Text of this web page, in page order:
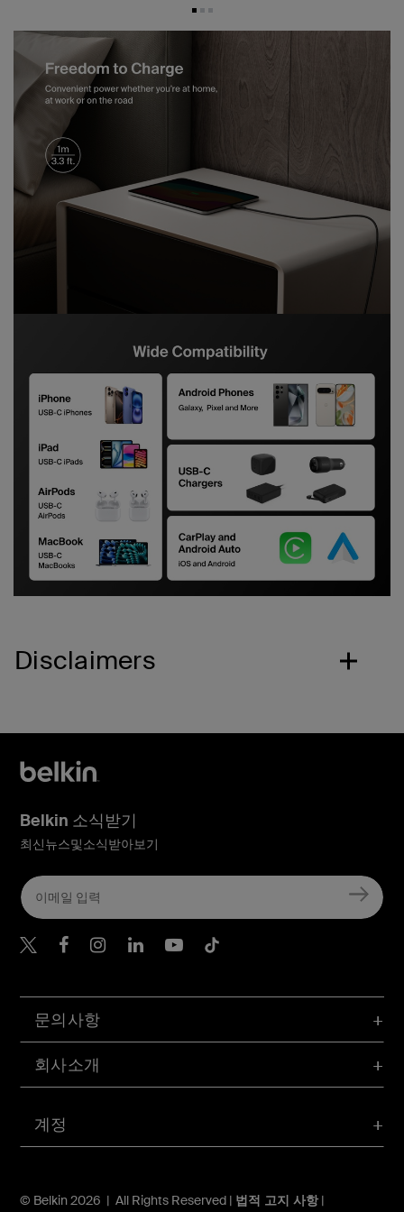
Disclaimers
계정
문의사항
회사소개
© Belkin 2026 | All Rights Reserved | 법적 고지 사항|
Belkin 소식받기
최신뉴스및소식받아보기
Belkin Twitter